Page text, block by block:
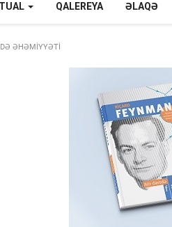
QALEREYA ƏLAQƏ
ƏHƏMİYYƏTİ